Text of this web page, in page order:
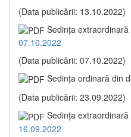
(Data publicării: 13.10.2022)
Sedinţa
07.10.2022
(Data publicării: 07.10.2022)
Sedinţa ordinară din
(Data publicării: 23.09.2022)
Sedinţa
16.09.2022